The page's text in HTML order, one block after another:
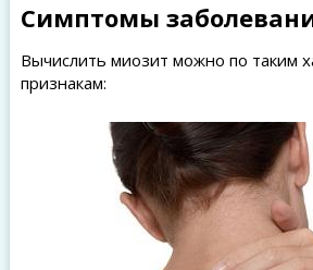
Симптомы
Вычислить миозит можно по таким
признакам: